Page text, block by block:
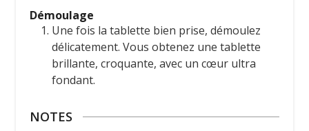
Démoulage
Une fois la tablette bien prise, démoulez
délicatement. Vous obtenez une tablette
brillante, croquante, avec un cœur ultra
fondant.
NOTES